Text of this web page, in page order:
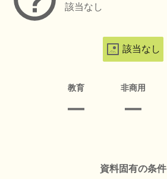
該当なし
該当なし
教育 非商用
資料固有の条件